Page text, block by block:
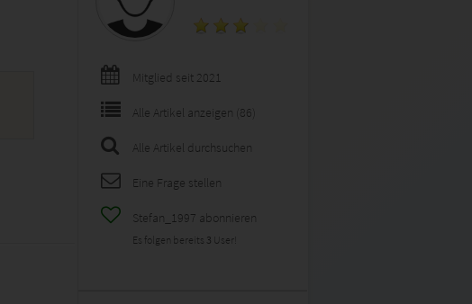
Mitglied seit 2021
Alle Artikel anzeigen (86)
Alle Artikel durchsuchen
Eine Frage stellen
Stefan_1997 abonnieren
Es folgen bereits 3 User!